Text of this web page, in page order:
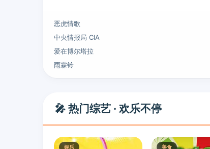
恶虎情歌
中央情报局 CIA
爱在博尔塔拉
雨霖铃
🎤 热门综艺 · 欢乐不停
娱乐 美食